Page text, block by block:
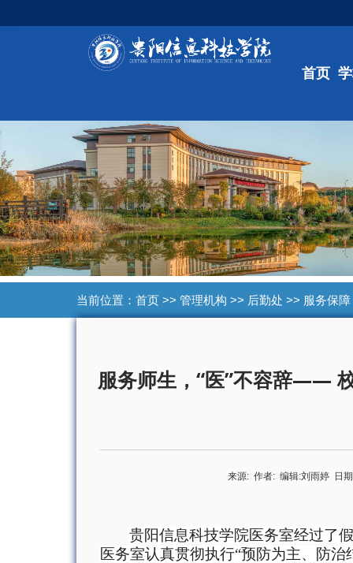
首页
当前位置： 首页>> 管理机构 >> 后勤处 >> 服务保障
服务师生，“医”不容辞——
来源:作者:编辑:刘雨婷日
贵阳信息科技学院医务室经过了
医务室认真贯彻执行“预防为主、防治